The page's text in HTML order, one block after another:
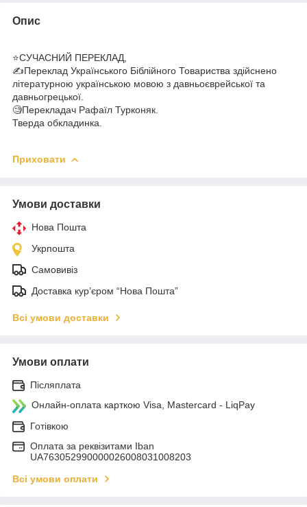
Опис
⭐СУЧАСНИЙ ПЕРЕКЛАД,
✍️Переклад Українського Біблійного Товариства здійснено
літературною українською мовою з давньоєврейської та
давньогрецької.
🧐Перекладач Рафаїл Турконяк.
Тверда обкладинка.
Приховати
Умови доставки
Нова Пошта
Укрпошта
Самовивіз
Доставка кур’єром “Нова Пошта”
Всі умови доставки
Умови оплати
Післяплата
Онлайн-оплата карткою Visa, Mastercard - LiqPay
Готівкою
Оплата за реквізитами Iban
UA763052990000026008031008203
Всі умови оплати